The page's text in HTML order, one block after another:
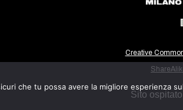
Creative
Sito
che tu possa avere la migliore esperienza